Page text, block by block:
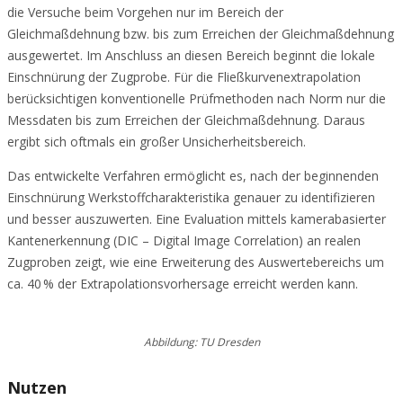
die Versuche beim Vorgehen nur im Bereich der
Gleichmaßdehnung bzw. bis zum Erreichen der Gleichmaßdehnung
ausgewertet. Im Anschluss an diesen Bereich beginnt die lokale
Einschnürung der Zugprobe. Für die Fließkurvenextrapolation
berücksichtigen konventionelle Prüfmethoden nach Norm nur die
Messdaten bis zum Erreichen der Gleichmaßdehnung. Daraus
ergibt sich oftmals ein großer Unsicherheitsbereich.
Das entwickelte Verfahren ermöglicht es, nach der beginnenden
Einschnürung Werkstoffcharakteristika genauer zu identifizieren
und besser auszuwerten. Eine Evaluation mittels kamerabasierter
Kantenerkennung (DIC – Digital Image Correlation) an realen
Zugproben zeigt, wie eine Erweiterung des Auswertebereichs um
ca. 40 % der Extrapolationsvorhersage erreicht werden kann.
Abbildung: TU Dresden
Nutzen